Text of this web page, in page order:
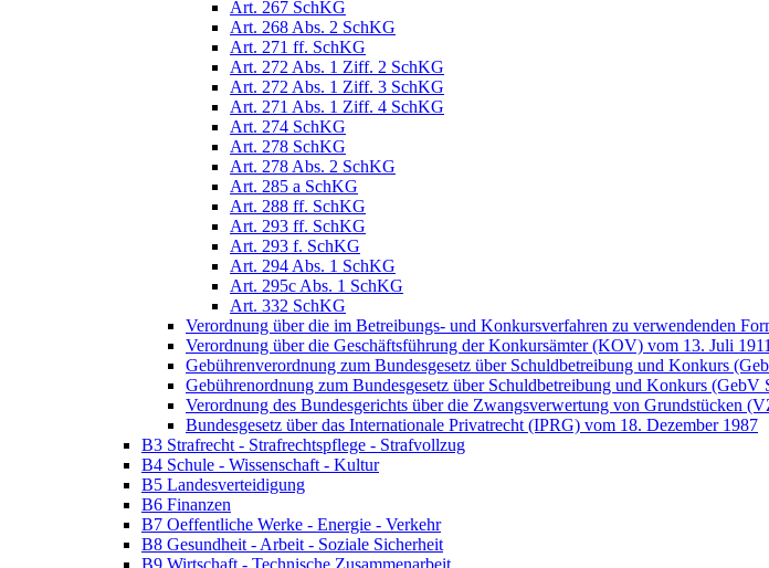
Art. 267 SchKG
Art. 268 Abs. 2 SchKG
Art. 271 ff. SchKG
Art. 272 Abs. 1 Ziff. 2 SchKG
Art. 272 Abs. 1 Ziff. 3 SchKG
Art. 271 Abs. 1 Ziff. 4 SchKG
Art. 274 SchKG
Art. 278 SchKG
Art. 278 Abs. 2 SchKG
Art. 285 a SchKG
Art. 288 ff. SchKG
Art. 293 ff. SchKG
Art. 293 f. SchKG
Art. 294 Abs. 1 SchKG
Art. 295c Abs. 1 SchKG
Art. 332 SchKG
Verordnung über die im Betreibungs- und Konkursverfahren zu verwendenden
Verordnung über die Geschäftsführung der Konkursämter (KOV) vom 13. Juli 1911
Gebührenverordnung zum Bundesgesetz über Schuldbetreibung und Konkurs
Gebührenordnung zum Bundesgesetz über Schuldbetreibung und Konkurs (GebV
Verordnung des Bundesgerichts über die Zwangsverwertung von Grundstücken
Bundesgesetz über das Internationale Privatrecht (IPRG) vom 18. Dezember 1987
B3 Strafrecht - Strafrechtspflege - Strafvollzug
B4 Schule - Wissenschaft - Kultur
B5 Landesverteidigung
B6 Finanzen
B7 Oeffentliche Werke - Energie - Verkehr
B8 Gesundheit - Arbeit - Soziale Sicherheit
B9 Wirtschaft - Technische Zusammenarbeit